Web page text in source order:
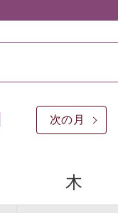
次の月
木